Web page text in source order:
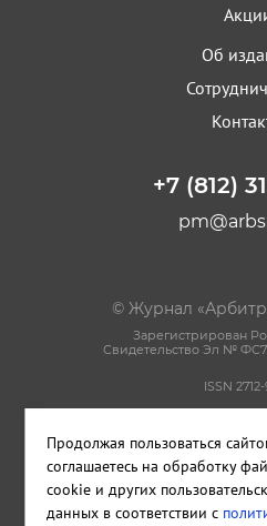
Об
+7 (812)
© Журнал
Зарегистрирован
Свидетельство Эл №
ISSN
Правила
Продолжая пользоваться
соглашаетесь на обработку
cookie и других
данных в соответствии с